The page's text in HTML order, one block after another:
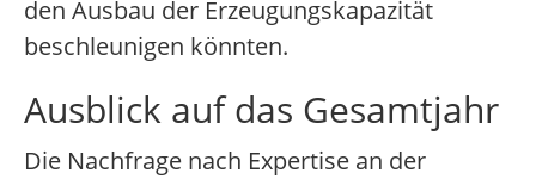
den Ausbau der Erzeugungskapazität
beschleunigen könnten.
Ausblick auf das Gesamtjahr
Die Nachfrage nach Expertise an der